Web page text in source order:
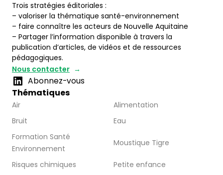
Trois stratégies éditoriales :
– valoriser la thématique santé-environnement
– faire connaître les acteurs de Nouvelle Aquitaine
– Partager l’information disponible à travers la
publication d’articles, de vidéos et de ressources
pédagogiques.
Nous contacter
Abonnez-vous
Thématiques
Air
Alimentation
Bruit
Eau
Formation Santé
Environnement
Moustique Tigre
Risques chimiques
Petite enfance